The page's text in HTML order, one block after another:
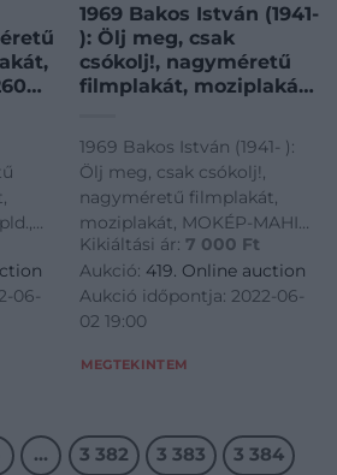
hu/gyorsarveres/419/
06-
1969 Bakos István (1941-
): Ölj meg, csak
csókolj!, nagyméretű
filmplakát, moziplakát,
82×57 cm
1969 Bakos István (1941- ):
Ölj meg, csak csókolj!,
nagyméretű filmplakát,
moziplakát, MOKÉP-MAHIR,
hajtva, apró sérülésekkel,
82x57 cm<a
href="https://
papirregiseg-
B
Kikiáltási ár: 7 000 Ft
Aukció: 419. Online auction
Aukció időpontja: 2022-06-
02 19:00
MEGTEKINTEM
… 3 382 3 383
3 384